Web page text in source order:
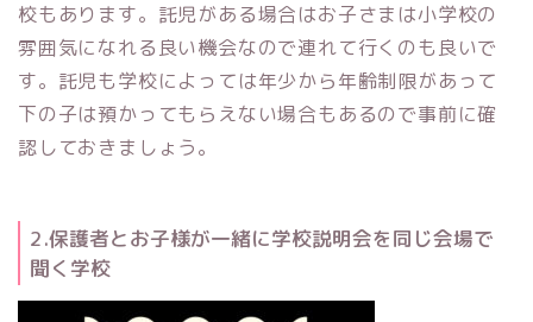
校もあります。託児がある場合はお子さまは小学校の
雰囲気になれる良い機会なので連れて行くのも良いで
す。託児も学校によっては年少から年齢制限があって
下の子は預かってもらえない場合もあるので事前に確
認しておきましょう。
2.保護者とお子様が一緒に学校説明会を同じ会場で
聞く学校